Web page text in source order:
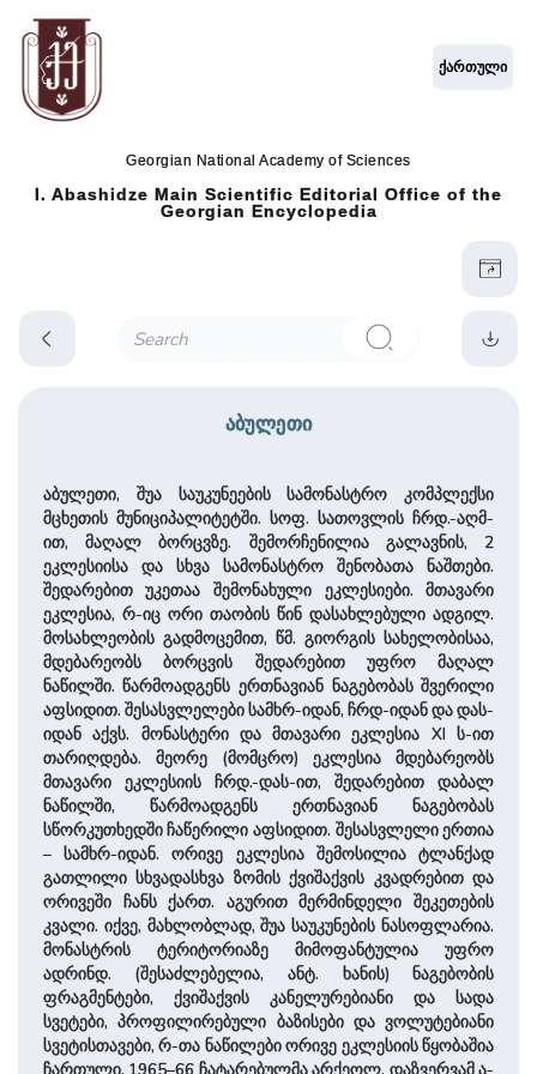
Georgian National Academy of Sciences
I. Abashidze Main Scientific Editorial Office of the
Georgian Encyclopedia
ქართული
აბულეთი
აბულეთი, შუა საუკუნეების სამონასტრო კომპლექსი
მცხეთის მუნიციპალიტეტში. სოფ. სათოვლის ჩრდ.-აღმ-
ით, მაღალ ბორცვზე. შემორჩენილია გალავნის, 2
ეკლესიისა და სხვა სამონასტრო შენობათა ნაშთები.
შედარებით უკეთაა შემონახული ეკლესიები. მთავარი
ეკლესია, რ-იც ორი თაობის წინ დასახლებული ადგილ.
მოსახლეობის გადმოცემით, წმ. გიორგის სახელობისაა,
მდებარეობს ბორცვის შედარებით უფრო მაღალ
ნაწილში. წარმოადგენს ერთნავიან ნაგებობას შვერილი
აფსიდით. შესასვლელები სამხრ-იდან, ჩრდ-იდან და დას-
იდან აქვს. მონასტერი და მთავარი ეკლესია XI ს-ით
თარიღდება. მეორე (მომცრო) ეკლესია მდებარეობს
მთავარი ეკლესიის ჩრდ.-დას-ით, შედარებით დაბალ
ნაწილში, წარმოადგენს ერთნავიან ნაგებობას
სწორკუთხედში ჩაწერილი აფსიდით. შესასვლელი ერთია
– სამხრ-იდან. ორივე ეკლესია შემოსილია ტლანქად
გათლილი სხვადასხვა ზომის ქვიშაქვის კვადრებით და
ორივეში ჩანს ქართ. აგურით მერმინდელი შეკეთების
კვალი. იქვე, მახლობლად, შუა საუკუნების ნასოფლარია.
მონასტრის ტერიტორიაზე მიმოფანტულია უფრო
ადრინდ. (შესაძლებელია, ანტ. ხანის) ნაგებობის
ფრაგმენტები, ქვიშაქვის კანელურებიანი და სადა
სვეტები, პროფილირებული ბაზისები და ვოლუტებიანი
სვეტისთავები, რ-თა ნაწილები ორივე ეკლესიის წყობაშია